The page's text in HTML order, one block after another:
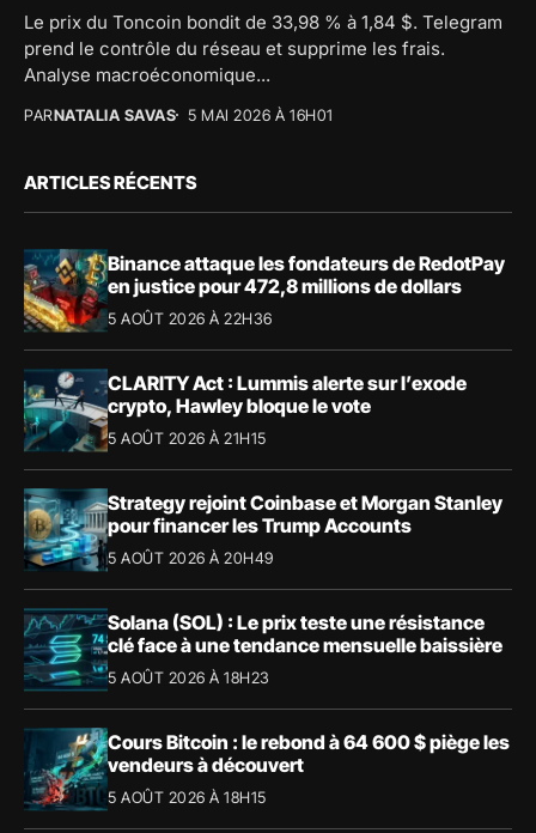
Le prix du Toncoin bondit de 33,98 % à 1,84 $. Telegram
prend le contrôle du réseau et supprime les frais.
Analyse macroéconomique...
PARNATALIA SAVAS 5 MAI 2026 À 16H01
ARTICLES RÉCENTS
Binance attaque les fondateurs de RedotPay
en justice pour 472,8 millions de dollars
5 AOÛT 2026 À 22H36
CLARITY Act : Lummis alerte sur l’exode
crypto, Hawley bloque le vote
5 AOÛT 2026 À 21H15
Strategy rejoint Coinbase et Morgan Stanley
pour financer les Trump Accounts
5 AOÛT 2026 À 20H49
Solana (SOL) : Le prix teste une résistance
clé face à une tendance mensuelle baissière
5 AOÛT 2026 À 18H23
Cours Bitcoin : le rebond à 64 600 $ piège les
vendeurs à découvert
5 AOÛT 2026 À 18H15